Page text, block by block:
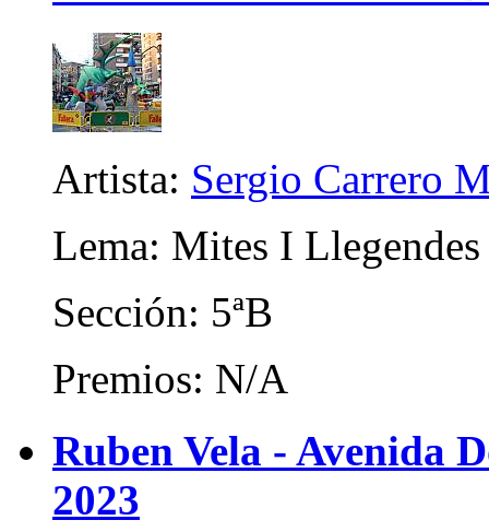
Artista: Sergio Carrero
Lema: Mites I Llegendes
Sección: 5ªB
Premios: N/A
Ruben Vela - Avenida
2023